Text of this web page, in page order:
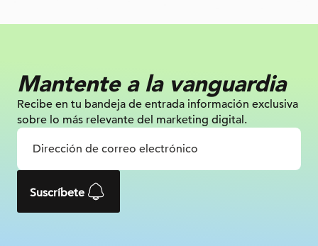
Mantente a la vanguardia
Recibe en tu bandeja de entrada información exclusiva
sobre lo más relevante del marketing digital.
Suscríbete